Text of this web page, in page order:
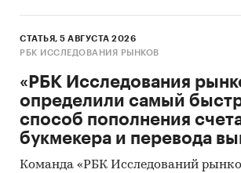
заказчика.
основных методов анализа
так называемые (1)
(качественный) контент-анализ
документов и (2)
(количественный) анализ с
СТАТЬЯ, 5 АВГУСТА 2026
РБК ИССЛЕДОВАНИЯ РЫНКОВ
«РБК Исследования
определили самый
способ пополнения
букмекера и перевода
Команда «РБК Исследований